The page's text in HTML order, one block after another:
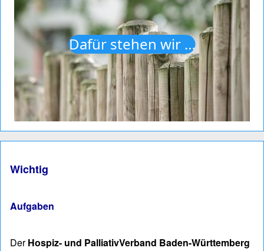
Dafür stehen wir …
Wichtig
Aufgaben
DerHospiz- und PalliativVerband Baden-Württemberg